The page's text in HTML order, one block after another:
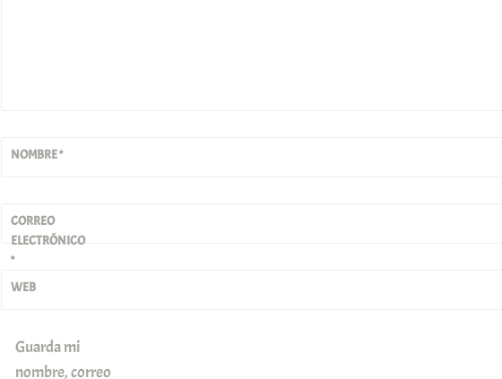
NOMBRE*
CORREO
ELECTRÓNICO
*
WEB
Guarda mi
nombre, correo